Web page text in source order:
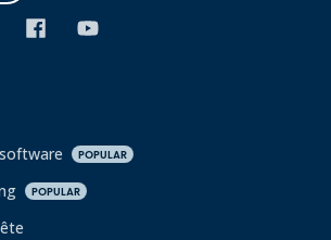
POPULAR
POPULAR